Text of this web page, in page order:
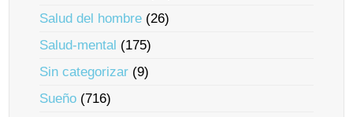
Salud del hombre (26)
Salud-mental (175)
Sin categorizar (9)
Sueño (716)